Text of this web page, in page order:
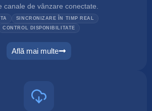
canale de vânzare conectate.
SINCRONIZARE ÎN TIMP REAL
CONTROL DISPONIBILITATE
Află mai multe
channel manager